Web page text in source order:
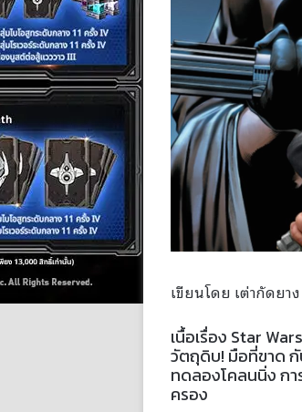
เขียนโดย เต่ากัดยาง
เนื้อเรื่อง Star
วัตถุดิบ! มือที่ขาด กั
ทดลองโคลนนิ่ง กา
ครอง